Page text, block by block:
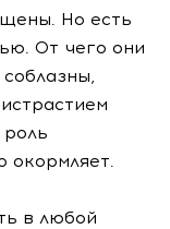
Но есть
От чего они
окормляет.
в любой